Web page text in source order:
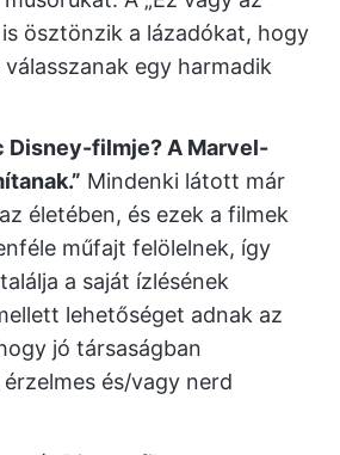
ösztönzik a lázadókat, hogy
válasszanak egy harmadik
Disney-filmje? A Marvel-
Mindenki látott már
életében, és ezek a filmek
műfajt felölelnek, így
a saját ízlésének
lehetőséget adnak az
jó társaságban
és/vagy nerd